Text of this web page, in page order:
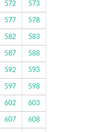
572 573
577 578
582 583
587 588
592 593
597 598
602 603
607 608